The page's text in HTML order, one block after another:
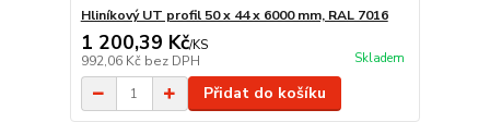
Hliníkový UT profil 50 x 44 x 6000 mm, RAL 7016
1 200,39 Kč/KS
992,06 Kč bez DPH Skladem
Přidat do košíku